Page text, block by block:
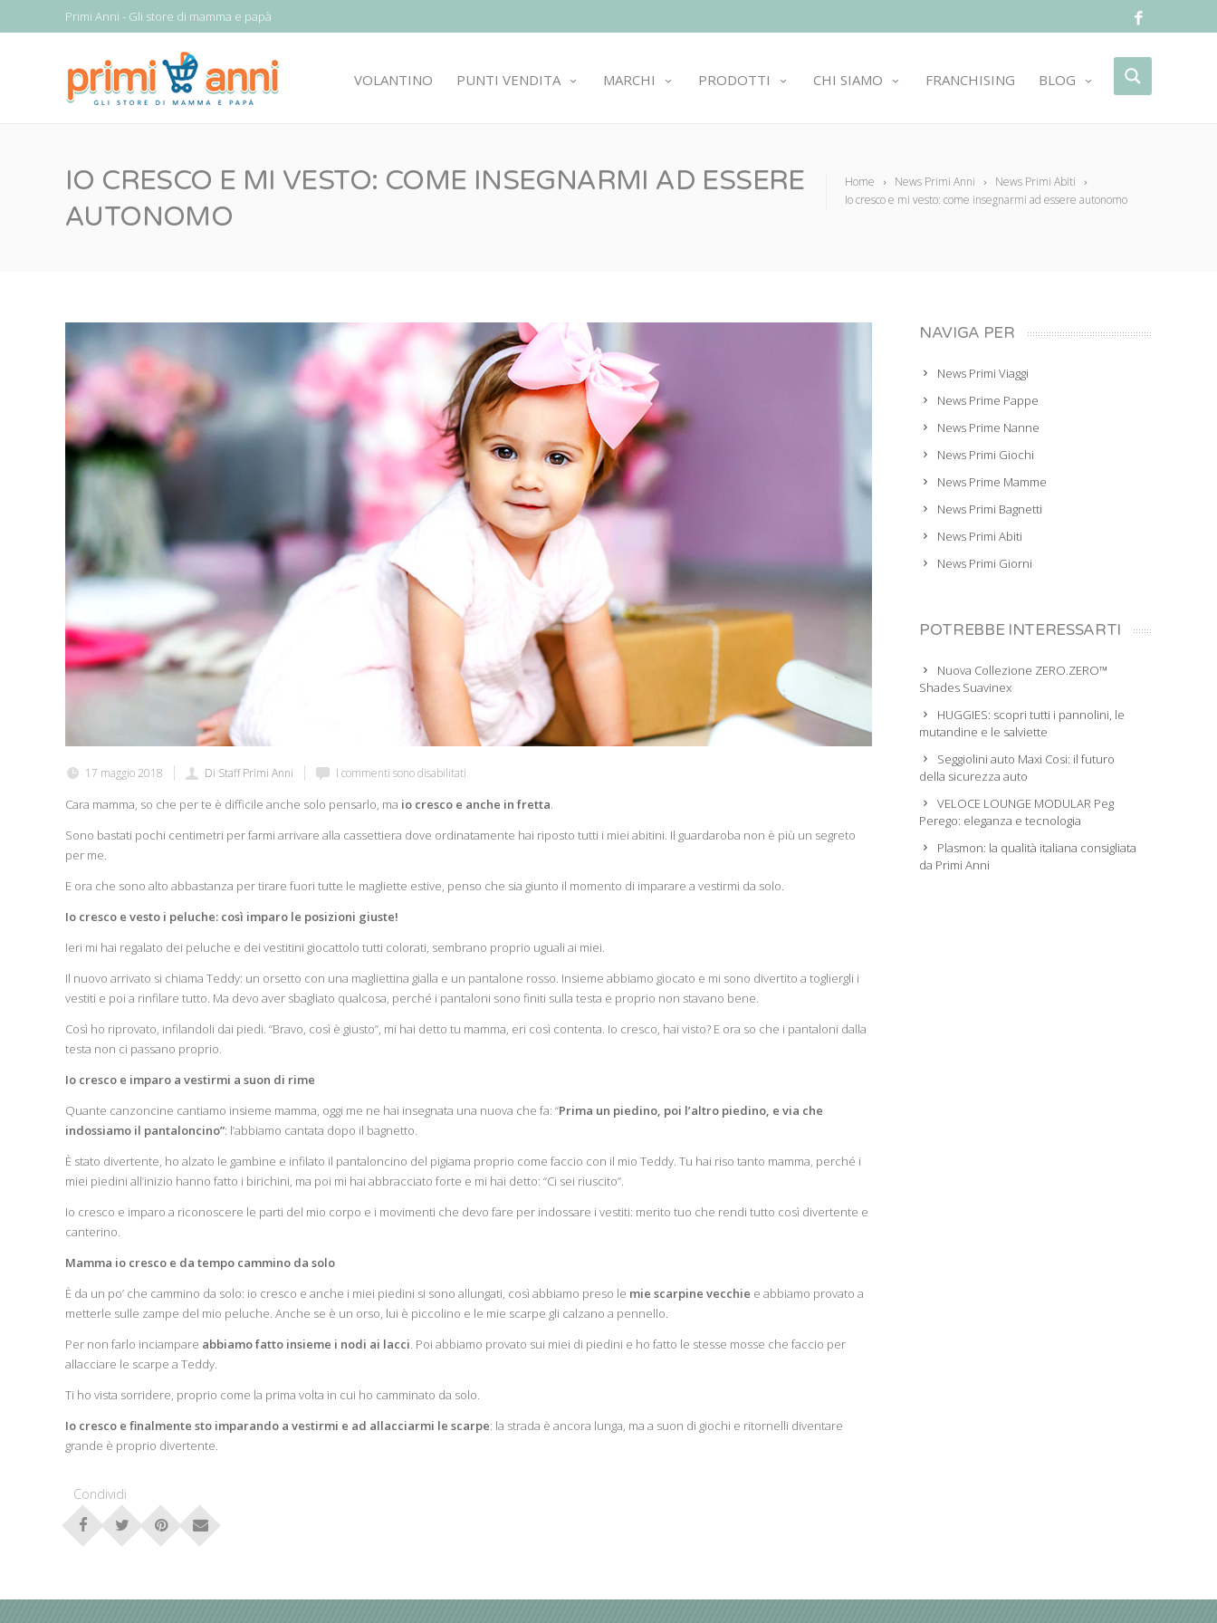
Primi Anni - Gli store di mamma e papà
VOLANTINO PUNTI VENDITA MARCHI PRODOTTI CHI SIAMO FRANCHISING BLOG
Home News Primi Anni
News Primi Abiti
Io cresco e mi vesto: come insegnarmi ad essere autonomo
IO CRESCO E MI VESTO: COME INSEGNARMI AD ESSERE
AUTONOMO
17 maggio 2018 Di Staff Primi Anni I commenti sono disabilitati
Cara mamma, so che per te è difficile anche solo pensarlo, ma io cresco e anche in fretta.
Sono bastati pochi centimetri per farmi arrivare alla cassettiera dove ordinatamente hai riposto tutti i miei abitini. Il guardaroba non è più un segreto
per me.
E ora che sono alto abbastanza per tirare fuori tutte le magliette estive, penso che sia giunto il momento di imparare a vestirmi da solo.
Io cresco e vesto i peluche: così imparo le posizioni giuste!
Ieri mi hai regalato dei peluche e dei vestitini giocattolo tutti colorati, sembrano proprio uguali ai miei.
Il nuovo arrivato si chiama Teddy: un orsetto con una magliettina gialla e un pantalone rosso. Insieme abbiamo giocato e mi sono divertito a togliergli i
vestiti e poi a rinfilare tutto. Ma devo aver sbagliato qualcosa, perché i pantaloni sono finiti sulla testa e proprio non stavano bene.
Così ho riprovato, infilandoli dai piedi. “Bravo, così è giusto”, mi hai detto tu mamma, eri così contenta. Io cresco, hai visto? E ora so che i pantaloni dalla
testa non ci passano proprio.
Io cresco e imparo a vestirmi a suon di rime
Quante canzoncine cantiamo insieme mamma, oggi me ne hai insegnata una nuova che fa: “Prima un piedino, poi l’altro piedino, e via che
indossiamo il pantaloncino”: l’abbiamo cantata dopo il bagnetto.
È stato divertente, ho alzato le gambine e infilato il pantaloncino del pigiama proprio come faccio con il mio Teddy. Tu hai riso tanto mamma, perché i
miei piedini all’inizio hanno fatto i birichini, ma poi mi hai abbracciato forte e mi hai detto: “Ci sei riuscito”.
Io cresco e imparo a riconoscere le parti del mio corpo e i movimenti che devo fare per indossare i vestiti: merito tuo che rendi tutto così divertente e
canterino.
Mamma io cresco e da tempo cammino da solo
È da un po’ che cammino da solo: io cresco e anche i miei piedini si sono allungati, così abbiamo preso le mie scarpine vecchie e abbiamo provato a
metterle sulle zampe del mio peluche. Anche se è un orso, lui è piccolino e le mie scarpe gli calzano a pennello.
Per non farlo inciampare abbiamo fatto insieme i nodi ai lacci. Poi abbiamo provato sui miei di piedini e ho fatto le stesse mosse che faccio per
allacciare le scarpe a Teddy.
Ti ho vista sorridere, proprio come la prima volta in cui ho camminato da solo.
Io cresco e finalmente sto imparando a vestirmi e ad allacciarmi le scarpe: la strada è ancora lunga, ma a suon di giochi e ritornelli diventare
grande è proprio divertente.
Condividi
NAVIGA PER
News Primi Viaggi
News Prime Pappe
News Prime Nanne
News Primi Giochi
News Prime Mamme
News Primi Bagnetti
News Primi Abiti
News Primi Giorni
POTREBBE INTERESSARTI
Nuova Collezione ZERO.ZERO™
Shades Suavinex
HUGGIES: scopri tutti i pannolini, le
mutandine e le salviette
Seggiolini auto Maxi Cosi: il futuro
della sicurezza auto
VELOCE LOUNGE MODULAR Peg
Perego: eleganza e tecnologia
Plasmon: la qualità italiana consigliata
da Primi Anni